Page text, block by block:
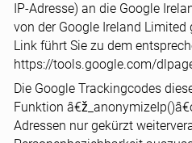
IP-Adresse) an die Google
von der Google Ireland
Link führt Sie zu dem
https://tools.google.com/
Die Google Trackingcodes
Funktion
Adressen nur gekürzt